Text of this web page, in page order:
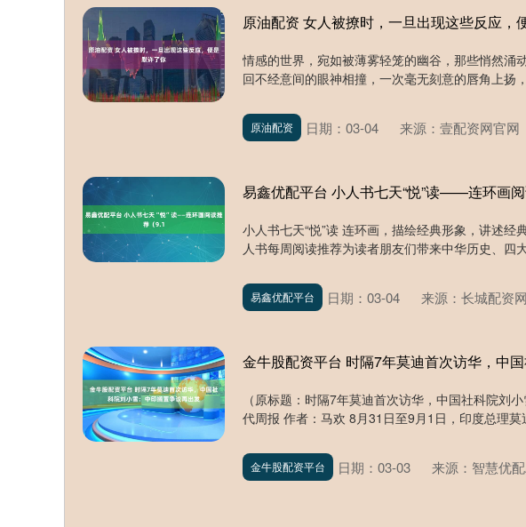
原油配资 女人被撩时，一旦出现这些反应，
情感的世界，宛如被薄雾轻笼的幽谷，那些悄然涌
回不经意间的眼神相撞，一次毫无刻意的唇角上扬
原油配资 日期：03-04 来源：壹配资网官网
易鑫优配平台 小人书七天“悦”读——连环画
小人书七天“悦”读 连环画，描绘经典形象，讲述
人书每周阅读推荐为读者朋友们带来中华历史、四
易鑫优配平台 日期：03-04 来源：长城配资网
金牛股配资平台 时隔7年莫迪首次访华，中
（原标题：时隔7年莫迪首次访华，中国社科院刘
代周报 作者：马欢 8月31日至9月1日，印度总理
金牛股配资平台 日期：03-03
来源：智慧优